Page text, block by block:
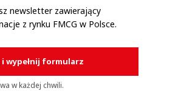
newsletter zawierający
z rynku FMCG w Polsce.
wypełnij formularz
w każdej chwili.